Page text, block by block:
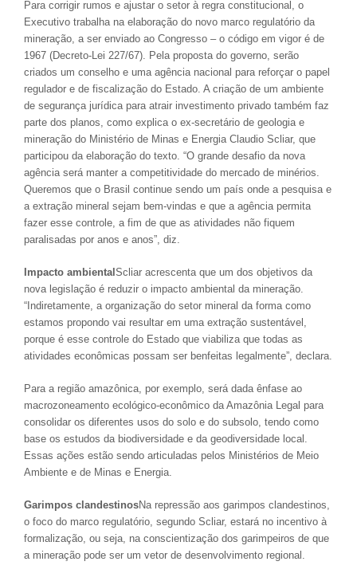
Para corrigir rumos e ajustar o setor à regra constitucional, o
Executivo trabalha na elaboração do novo marco regulatório da
mineração, a ser enviado ao Congresso – o código em vigor é de
1967 (Decreto-Lei 227/67). Pela proposta do governo, serão
criados um conselho e uma agência nacional para reforçar o papel
regulador e de fiscalização do Estado. A criação de um ambiente
de segurança jurídica para atrair investimento privado também faz
parte dos planos, como explica o ex-secretário de geologia e
mineração do Ministério de Minas e Energia Claudio Scliar, que
participou da elaboração do texto. “O grande desafio da nova
agência será manter a competitividade do mercado de minérios.
Queremos que o Brasil continue sendo um país onde a pesquisa e
a extração mineral sejam bem-vindas e que a agência permita
fazer esse controle, a fim de que as atividades não fiquem
paralisadas por anos e anos”, diz.
Impacto ambiental Scliar acrescenta que um dos objetivos da
nova legislação é reduzir o impacto ambiental da mineração.
“Indiretamente, a organização do setor mineral da forma como
estamos propondo vai resultar em uma extração sustentável,
porque é esse controle do Estado que viabiliza que todas as
atividades econômicas possam ser benfeitas legalmente”, declara.
Para a região amazônica, por exemplo, será dada ênfase ao
macrozoneamento ecológico-econômico da Amazônia Legal para
consolidar os diferentes usos do solo e do subsolo, tendo como
base os estudos da biodiversidade e da geodiversidade local.
Essas ações estão sendo articuladas pelos Ministérios de Meio
Ambiente e de Minas e Energia.
Garimpos clandestinosNa repressão aos garimpos clandestinos,
o foco do marco regulatório, segundo Scliar, estará no incentivo à
formalização, ou seja, na conscientização dos garimpeiros de que
a mineração pode ser um vetor de desenvolvimento regional.